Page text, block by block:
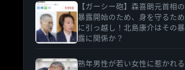
【ガーシー砲】森喜朗元首相の
暴露開始のため、身を守るため
に引っ越し！北島康介はその暴
露に関係か？
熟年男性が若い女性に惹かれる